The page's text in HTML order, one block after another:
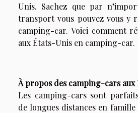
Unis. Sachez que par
transport vous pouvez vous y
camping-car. Voici comment
aux États-Unis en camping-car.
À propos des camping-cars
Les camping-cars sont
de longues distances en